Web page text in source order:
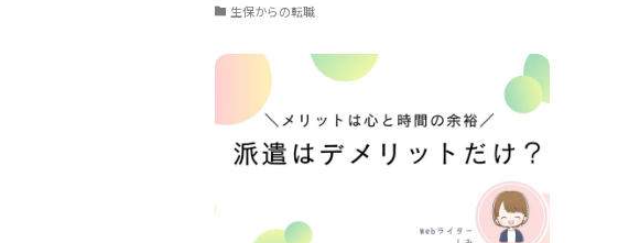
生保からの転職